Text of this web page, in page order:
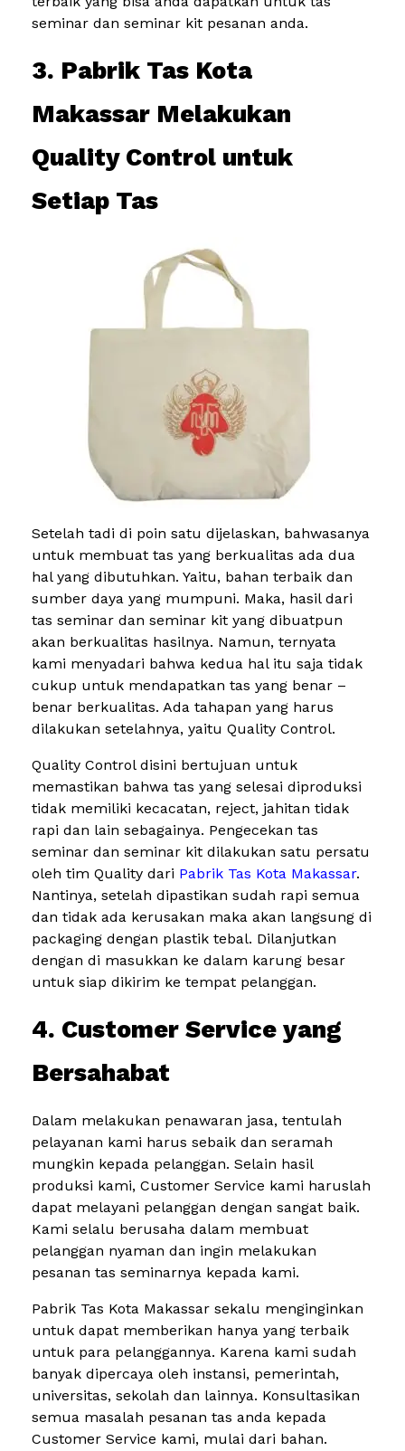
seminar dan seminar kit pesanan anda.
3. Pabrik Tas Kota
Makassar Melakukan
Quality Control untuk
Setiap Tas
Setelah tadi di poin satu dijelaskan, bahwasanya
untuk membuat tas yang berkualitas ada dua
hal yang dibutuhkan. Yaitu, bahan terbaik dan
sumber daya yang mumpuni. Maka, hasil dari
tas seminar dan seminar kit yang dibuatpun
akan berkualitas hasilnya. Namun, ternyata
kami menyadari bahwa kedua hal itu saja tidak
cukup untuk mendapatkan tas yang benar –
benar berkualitas. Ada tahapan yang harus
dilakukan setelahnya, yaitu Quality Control.
Quality Control disini bertujuan untuk
memastikan bahwa tas yang selesai diproduksi
tidak memiliki kecacatan, reject, jahitan tidak
rapi dan lain sebagainya. Pengecekan tas
seminar dan seminar kit dilakukan satu persatu
oleh tim Quality dari Pabrik Tas Kota Makassar.
Nantinya, setelah dipastikan sudah rapi semua
dan tidak ada kerusakan maka akan langsung di
packaging dengan plastik tebal. Dilanjutkan
dengan di masukkan ke dalam karung besar
untuk siap dikirim ke tempat pelanggan.
4. Customer Service yang
Bersahabat
Dalam melakukan penawaran jasa, tentulah
pelayanan kami harus sebaik dan seramah
mungkin kepada pelanggan. Selain hasil
produksi kami, Customer Service kami haruslah
dapat melayani pelanggan dengan sangat baik.
Kami selalu berusaha dalam membuat
pelanggan nyaman dan ingin melakukan
pesanan tas seminarnya kepada kami.
Pabrik Tas Kota Makassar sekalu menginginkan
untuk dapat memberikan hanya yang terbaik
untuk para pelanggannya. Karena kami sudah
banyak dipercaya oleh instansi, pemerintah,
universitas, sekolah dan lainnya. Konsultasikan
semua masalah pesanan tas anda kepada
Customer Service kami, mulai dari bahan.